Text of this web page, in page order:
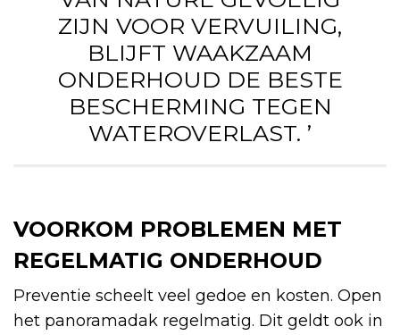
ZIJN VOOR VERVUILING,
BLIJFT WAAKZAAM
ONDERHOUD DE BESTE
BESCHERMING TEGEN
WATEROVERLAST. ’
VOORKOM PROBLEMEN MET
REGELMATIG ONDERHOUD
Preventie scheelt veel gedoe en kosten. Open
het panoramadak regelmatig. Dit geldt ook in